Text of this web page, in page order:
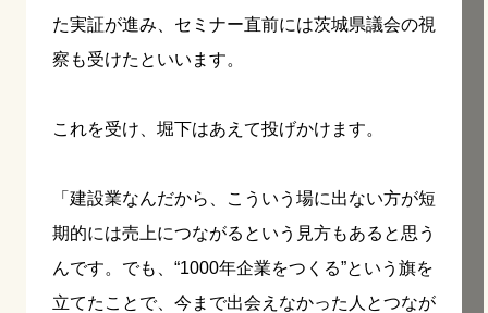
た実証が進み、セミナー直前には茨城県議会の視
察も受けたといいます。
これを受け、堀下はあえて投げかけます。
「建設業なんだから、こういう場に出ない方が短
期的には売上につながるという見方もあると思う
んです。でも、“1000年企業をつくる”という旗を
立てたことで、今まで出会えなかった人とつなが